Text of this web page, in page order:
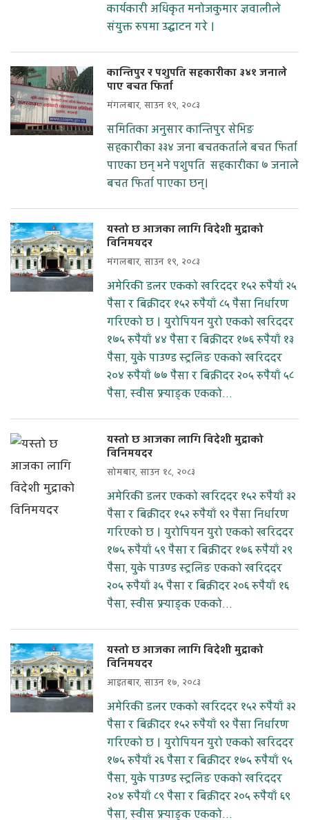
कार्यकारी अधिकृत मनोजकुमार ज्ञवालीले
संयुक्त रुपमा उद्घाटन गरे ।
कान्तिपुर र पशुपति सहकारीका ३४१ जनाले
पाए बचत फिर्ता
मंगलबार, साउन १९, २०८३
समितिका अनुसार कान्तिपुर सेभिङ
सहकारीका ३३४ जना बचतकर्ताले बचत फिर्ता
पाएका छन् भने पशुपति सहकारीका ७ जनाले
बचत फिर्ता पाएका छन्।
यस्तो छ आजका लागि विदेशी मुद्राको
विनिमयदर
मंगलबार, साउन १९, २०८३
अमेरिकी डलर एकको खरिददर १५२ रुपैयाँ २५
पैसा र बिक्रीदर १५२ रुपैयाँ ८५ पैसा निर्धारण
गरिएको छ । युरोपियन युरो एकको खरिददर
१७५ रुपैयाँ ४४ पैसा र बिक्रीदर १७६ रुपैयाँ १३
पैसा, युके पाउण्ड स्ट्रलिङ एकको खरिददर
२०४ रुपैयाँ ७७ पैसा र बिक्रीदर २०५ रुपैयाँ ५८
पैसा, स्वीस फ्र्याङ्क एकको...
यस्तो छ आजका लागि विदेशी मुद्राको
विनिमयदर
सोमबार, साउन १८, २०८३
अमेरिकी डलर एकको खरिददर १५२ रुपैयाँ ३२
पैसा र बिक्रीदर १५२ रुपैयाँ ९२ पैसा निर्धारण
गरिएको छ । युरोपियन युरो एकको खरिददर
१७५ रुपैयाँ ५९ पैसा र बिक्रीदर १७६ रुपैयाँ २९
पैसा, युके पाउण्ड स्ट्रलिङ एकको खरिददर
२०५ रुपैयाँ ३५ पैसा र बिक्रीदर २०६ रुपैयाँ १६
पैसा, स्वीस फ्र्याङ्क एकको...
यस्तो छ आजका लागि विदेशी मुद्राको
विनिमयदर
आइतबार, साउन १७, २०८३
अमेरिकी डलर एकको खरिददर १५२ रुपैयाँ ३२
पैसा र बिक्रीदर १५२ रुपैयाँ ९२ पैसा निर्धारण
गरिएको छ । युरोपियन युरो एकको खरिददर
१७५ रुपैयाँ २६ पैसा र बिक्रीदर १७५ रुपैयाँ ९५
पैसा, युके पाउण्ड स्ट्रलिङ एकको खरिददर
२०४ रुपैयाँ ८९ पैसा र बिक्रीदर २०५ रुपैयाँ ६९
पैसा, स्वीस फ्र्याङ्क एकको...